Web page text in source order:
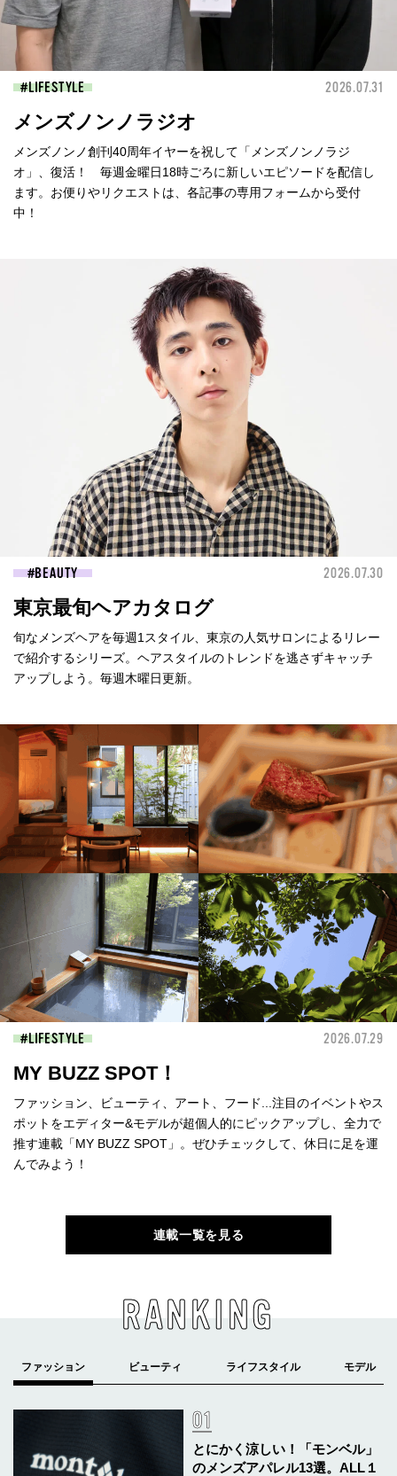
LIFESTYLE 2026.07.31
メンズノンノラジオ
メンズノンノ創刊40周年イヤーを祝して「メンズノンノラジ
オ」、復活！ 毎週金曜日18時ごろに新しいエピソードを配信し
ます。お便りやリクエストは、各記事の専用フォームから受付
中！
BEAUTY 2026.07.30
東京最旬ヘアカタログ
旬なメンズヘアを毎週1スタイル、東京の人気サロンによるリレー
で紹介するシリーズ。ヘアスタイルのトレンドを逃さずキャッチ
アップしよう。毎週木曜日更新。
LIFESTYLE 2026.07.29
MY BUZZ SPOT！
ファッション、ビューティ、アート、フード...注目のイベントやス
ポットをエディター&モデルが超個人的にピックアップし、全力で
推す連載「MY BUZZ SPOT」。ぜひチェックして、休日に足を運
んでみよう！
連載一覧を見る
RANKING
とにかく涼しい！「モンベル」
のメンズアパレル13選。ALL１